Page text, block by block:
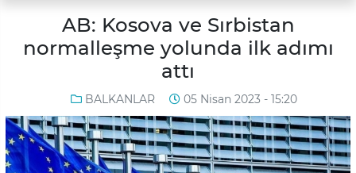
AB: Kosova ve Sırbistan
normalleşme yolunda ilk adımı
attı
BALKANLAR 05 Nisan 2023 - 15:20